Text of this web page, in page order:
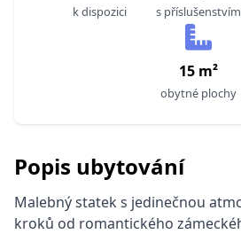
k dispozici s příslušenstvím
15 m²
obytné plochy
Popis ubytování
Malebný statek s jedinečnou
kroků od romantického